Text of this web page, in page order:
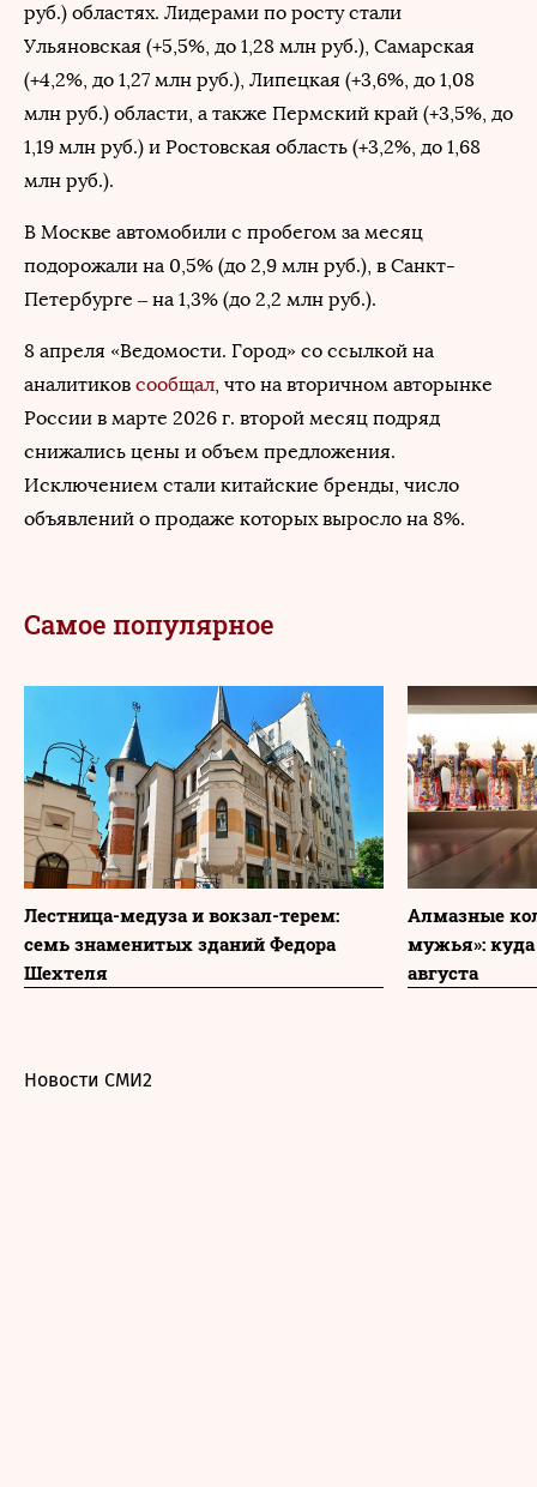
руб.) областях. Лидерами по росту стали
Ульяновская (+5,5%, до 1,28 млн руб.), Самарская
(+4,2%, до 1,27 млн руб.), Липецкая (+3,6%, до 1,08
млн руб.) области, а также Пермский край (+3,5%, до
1,19 млн руб.) и Ростовская область (+3,2%, до 1,68
млн руб.).
В Москве автомобили с пробегом за месяц
подорожали на 0,5% (до 2,9 млн руб.), в Санкт-
Петербурге – на 1,3% (до 2,2 млн руб.).
8 апреля «Ведомости. Город» со ссылкой на
аналитиков сообщал, что на вторичном авторынке
России в марте 2026 г. второй месяц подряд
снижались цены и объем предложения.
Исключением стали китайские бренды, число
объявлений о продаже которых выросло на 8%.
Самое популярное
Лестница-медуза и вокзал-терем:
семь знаменитых зданий Федора
Шехтеля
Алмазные
мужья»:
августа
Новости СМИ2